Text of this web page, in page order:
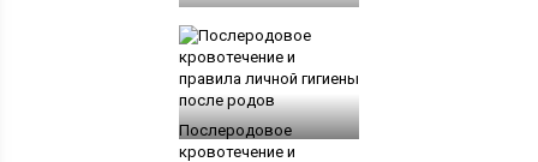
Послеродовое
кровотечение и